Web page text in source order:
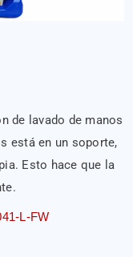
de lavado de manos
está en un soporte,
Esto hace que la
L-FW